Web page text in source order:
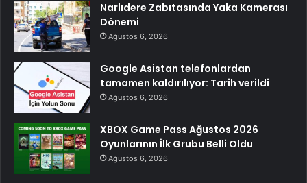
Narlıdere Zabıtasında Yaka Kamerası
Dönemi
Ağustos 6, 2026
Google Asistan telefonlardan
tamamen kaldırılıyor: Tarih verildi
Ağustos 6, 2026
XBOX Game Pass Ağustos 2026
Oyunlarının İlk Grubu Belli Oldu
Ağustos 6, 2026